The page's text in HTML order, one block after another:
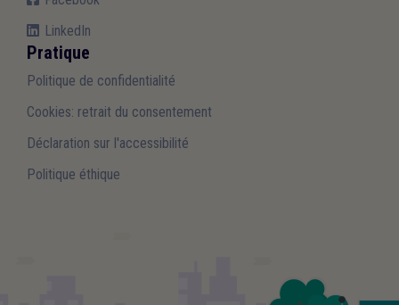
LinkedIn
Pratique
Politique de confidentialité
Cookies: retrait du consentement
Déclaration sur l'accessibilité
Politique éthique